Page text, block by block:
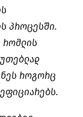
პროცესში.
რომლის
როგორც